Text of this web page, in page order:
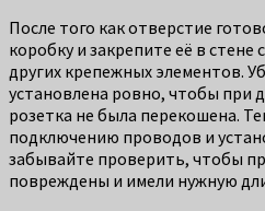
После того как отверстие
коробку и закрепите её в
других крепежных элементов.
установлена ровно, чтобы при
розетка не была перекошена.
подключению проводов и
забывайте проверить, чтобы
повреждены и имели нужную